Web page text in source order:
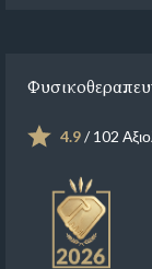
4.9/ 102